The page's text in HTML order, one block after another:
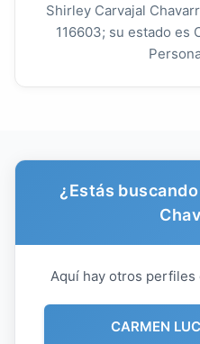
Shirley Carvajal
116603; su estado es
¿Estás
Aquí hay otros
CARMEN